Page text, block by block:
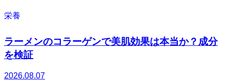
栄養
ラーメンのコラーゲンで美肌効果は本当か？成分
を検証
2026.08.07